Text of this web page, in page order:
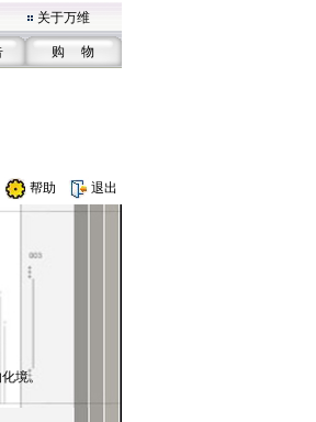
关于万维
购 物
帮助 退出
境。